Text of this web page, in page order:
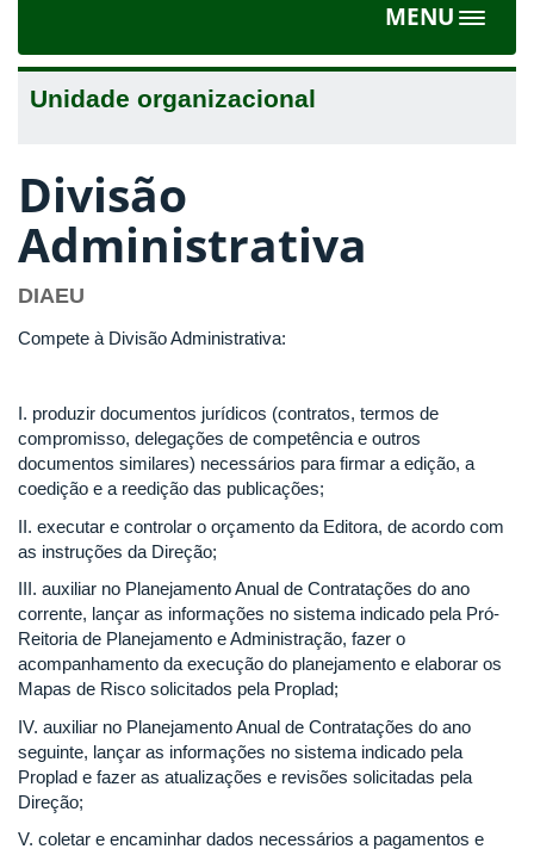
MENU
Toggle
Unidade organizacional
Divisão
Administrativa
DIAEU
Compete à Divisão Administrativa:
I. produzir documentos jurídicos (contratos, termos de
compromisso, delegações de competência e outros
documentos similares) necessários para firmar a edição, a
coedição e a reedição das publicações;
II. executar e controlar o orçamento da Editora, de acordo com
as instruções da Direção;
III. auxiliar no Planejamento Anual de Contratações do ano
corrente, lançar as informações no sistema indicado pela Pró-
Reitoria de Planejamento e Administração, fazer o
acompanhamento da execução do planejamento e elaborar os
Mapas de Risco solicitados pela Proplad;
IV. auxiliar no Planejamento Anual de Contratações do ano
seguinte, lançar as informações no sistema indicado pela
Proplad e fazer as atualizações e revisões solicitadas pela
Direção;
V. coletar e encaminhar dados necessários a pagamentos e